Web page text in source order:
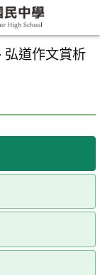
弘道作文賞析